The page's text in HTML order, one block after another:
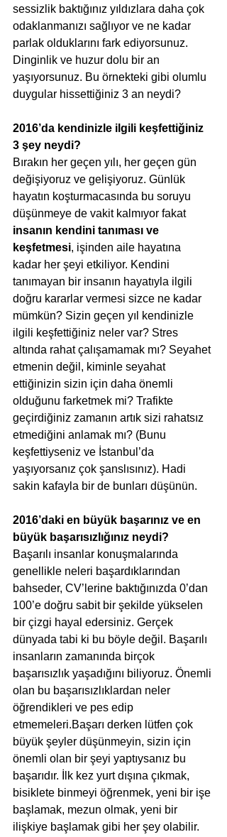
sessizlik baktığınız yıldızlara daha çok
odaklanmanızı sağlıyor ve ne kadar
parlak olduklarını fark ediyorsunuz.
Dinginlik ve huzur dolu bir an
yaşıyorsunuz. Bu örnekteki gibi olumlu
duygular hissettiğiniz 3 an neydi?
2016’da kendinizle ilgili keşfettiğiniz
3 şey neydi?
Bırakın her geçen yılı, her geçen gün
değişiyoruz ve gelişiyoruz. Günlük
hayatın koşturmacasında bu soruyu
düşünmeye de vakit kalmıyor fakat
insanın kendini tanıması ve
keşfetmesi, işinden aile hayatına
kadar her şeyi etkiliyor. Kendini
tanımayan bir insanın hayatıyla ilgili
doğru kararlar vermesi sizce ne kadar
mümkün? Sizin geçen yıl kendinizle
ilgili keşfettiğiniz neler var? Stres
altında rahat çalışamamak mı? Seyahet
etmenin değil, kiminle seyahat
ettiğinizin sizin için daha önemli
olduğunu farketmek mi? Trafikte
geçirdiğiniz zamanın artık sizi rahatsız
etmediğini anlamak mı? (Bunu
keşfettiyseniz ve İstanbul’da
yaşıyorsanız çok şanslısınız). Hadi
sakin kafayla bir de bunları düşünün.
2016’daki en büyük başarınız ve en
büyük başarısızlığınız neydi?
Başarılı insanlar konuşmalarında
genellikle neleri başardıklarından
bahseder, CV’lerine baktığınızda 0’dan
100’e doğru sabit bir şekilde yükselen
bir çizgi hayal edersiniz. Gerçek
dünyada tabi ki bu böyle değil. Başarılı
insanların zamanında birçok
başarısızlık yaşadığını biliyoruz. Önemli
olan bu başarısızlıklardan neler
öğrendikleri ve pes edip
etmemeleri.Başarı derken lütfen çok
büyük şeyler düşünmeyin, sizin için
önemli olan bir şeyi yaptıysanız bu
başarıdır. İlk kez yurt dışına çıkmak,
bisiklete binmeyi öğrenmek, yeni bir işe
başlamak, mezun olmak, yeni bir
ilişkiye başlamak gibi her şey olabilir.